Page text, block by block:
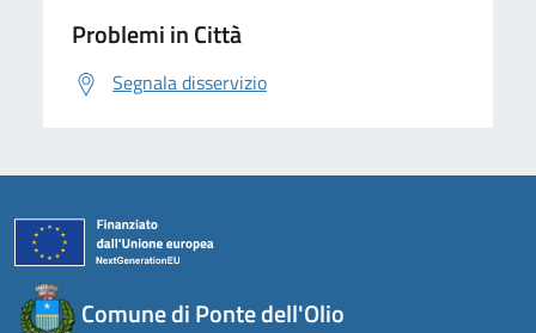
Problemi in Città
Segnala disservizio
Comune di Ponte dell'Olio